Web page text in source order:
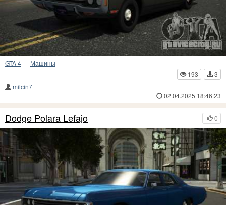
GTA 4— Машины
193
3
milcin7
02.04.2025 18:46:23
0
Dodge Polara Lefajo